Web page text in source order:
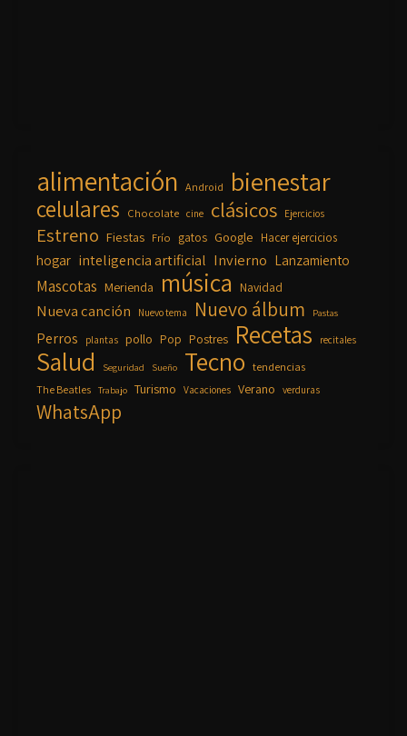
alimentación Android bienestar
celulares Chocolate cine clásicos Ejercicios
Estreno Fiestas Frío gatos Google Hacer ejercicios
hogar inteligencia artificial Invierno Lanzamiento
Mascotas Merienda música Navidad
Nueva canción Nuevo tema Nuevo álbum Pastas
Perros plantas pollo Pop Postres Recetas recitales
Salud Seguridad Sueño Tecno tendencias
The Beatles Trabajo Turismo Vacaciones Verano verduras
WhatsApp